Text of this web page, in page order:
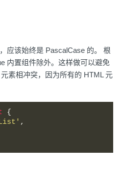
应该始终是 PascalCase 的。 根
内置组件除外。这样做可以避免
素相冲突，因为所有的 HTML 元
{
,